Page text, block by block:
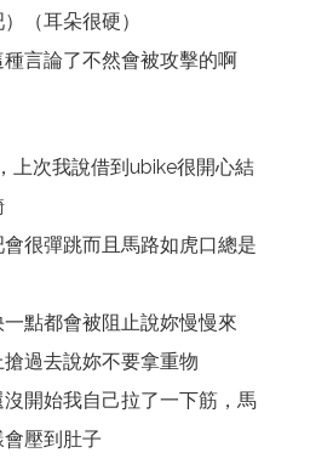
（耳朵很硬）
言論了不然會被攻擊的啊
上次我說借到ubike很開心結
很彈跳而且馬路如虎口總是
點都會被阻止說妳慢慢來
過去說妳不要拿重物
開始我自己拉了一下筋，馬
壓到肚子